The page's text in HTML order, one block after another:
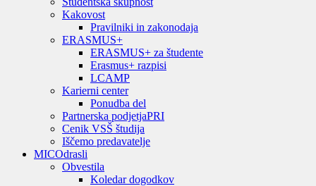
Kakovost
Pravilniki in zakonodaja
ERASMUS+
ERASMUS+ za študente
Erasmus+ razpisi
LCAMP
Karierni center
Ponudba del
Partnerska podjetjaPRI
Cenik VSŠ študija
Iščemo predavatelje
MICOdrasli
Obvestila
Koledar dogodkov